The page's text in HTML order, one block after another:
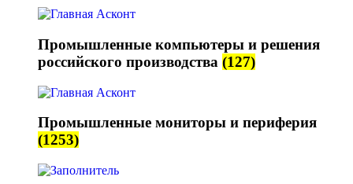
Промышленные компьютеры и решения
российского производства (127)
Промышленные мониторы и периферия
(1253)